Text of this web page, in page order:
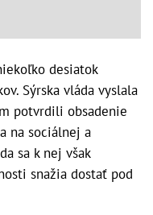
desiatok
Sýrska vláda vyslala
potvrdili obsadenie
na sociálnej a
sa k nej však
snažia dostať pod